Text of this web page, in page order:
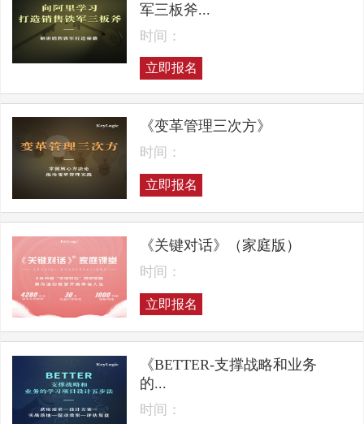
军三板斧...
时间：
立即报名
《变革管理三次方》
时间：
立即报名
《关键对话》（家庭版）
时间：
立即报名
《BETTER-支撑战略和业务
的...
时间：